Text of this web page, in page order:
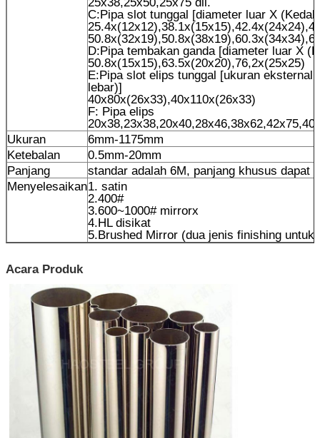
C:Pipa slot tunggal [diameter luar X
D:Pipa tembakan ganda [diameter luar X
50.8x(15x15),63.5x(20x20),76,2x(25x25)
E:Pipa slot elips tunggal [ukuran eksternal
lebar)]
40x80x(26x33),40x110x(26x33)
F: Pipa elips
Ukuran
6mm-1175mm
Ketebalan
0.5mm-20mm
Panjang
standar adalah 6M, panjang khusus dapat
Menyelesaikan1. satin
2.400#
3.600~1000# mirrorx
4.HL disikat
5.Brushed Mirror (dua jenis finishing untuk
Acara Produk